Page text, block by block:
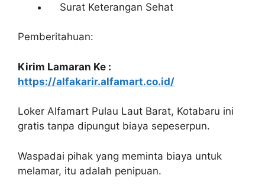
Surat Keterangan Sehat
Pemberitahuan:
Kirim Lamaran Ke :
https://alfakarir.alfamart.co.id/
Loker Alfamart Pulau Laut Barat, Kotabaru ini
gratis tanpa dipungut biaya sepeserpun.
Waspadai pihak yang meminta biaya untuk
melamar, itu adalah penipuan.